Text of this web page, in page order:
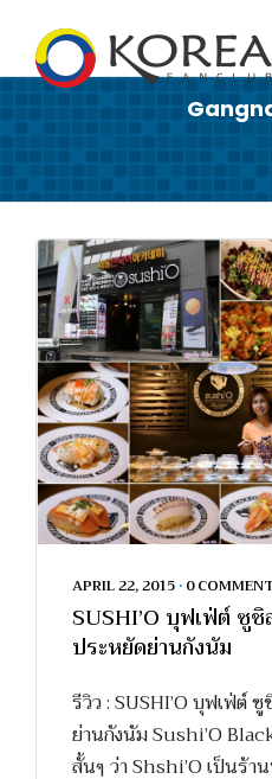
APRIL 22, 2015 • 0
SUSHI’O บุฟเฟ่ต์ ซูชิ
ประหยัดย่านกังนัม
รีวิว : SUSHI’O บุฟเฟ่ต์
ย่านกังนัม Sushi’O
สั้นๆ ว่า Shshi’O เป็นร้